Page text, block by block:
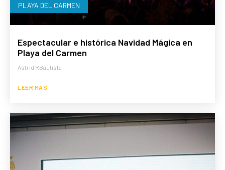
PLAYA DEL CARMEN
Espectacular e histórica Navidad Mágica en
Playa del Carmen
Astrid RBautista
LEER MÁS